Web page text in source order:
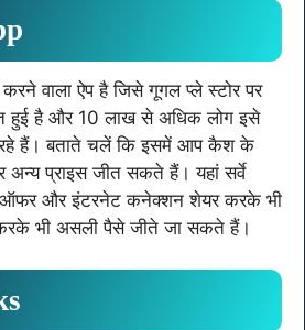
वाला ऐप है जिसे गूगल प्ले स्टोर पर
हुई है और 10 लाख से अधिक लोग इसे
हैं। बताते चलें कि इसमें आप कैश के
अन्य प्राइस जीत सकते हैं। यहां सर्वे
ऑफर और इंटरनेट कनेक्शन शेयर करके भी
भी असली पैसे जीते जा सकते हैं।